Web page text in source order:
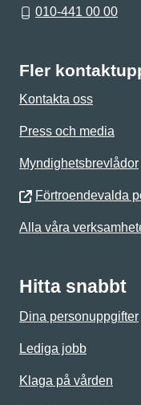
010-441 00 00
Fler
Kontakta oss
Press och media
Myndighetsbrevlådor
Förtroendevalda
Alla våra
Hitta snabbt
Dina personuppgifter
Lediga jobb
Klaga på vården